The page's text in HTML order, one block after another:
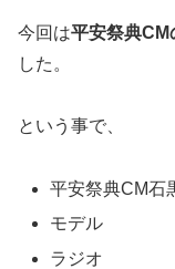
今回は平安祭典CM
した。
という事で、
平安祭典CM石
モデル
ラジオ